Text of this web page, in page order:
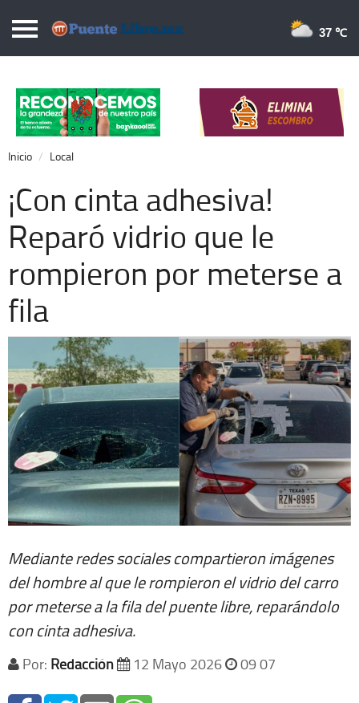
Puentelibre.mx
Local
Nacional
Opinión
Cronos
Economía
Espectáculos
Extra +
37 ℃
Inicio Local
¡Con cinta adhesiva!
Reparó vidrio que le
rompieron por meterse a
fila
Mediante redes sociales compartieron imágenes
del hombre al que le rompieron el vidrio del carro
por meterse a la fila del puente libre, reparándolo
con cinta adhesiva.
Por: Redacción 12 Mayo 2026 09 07